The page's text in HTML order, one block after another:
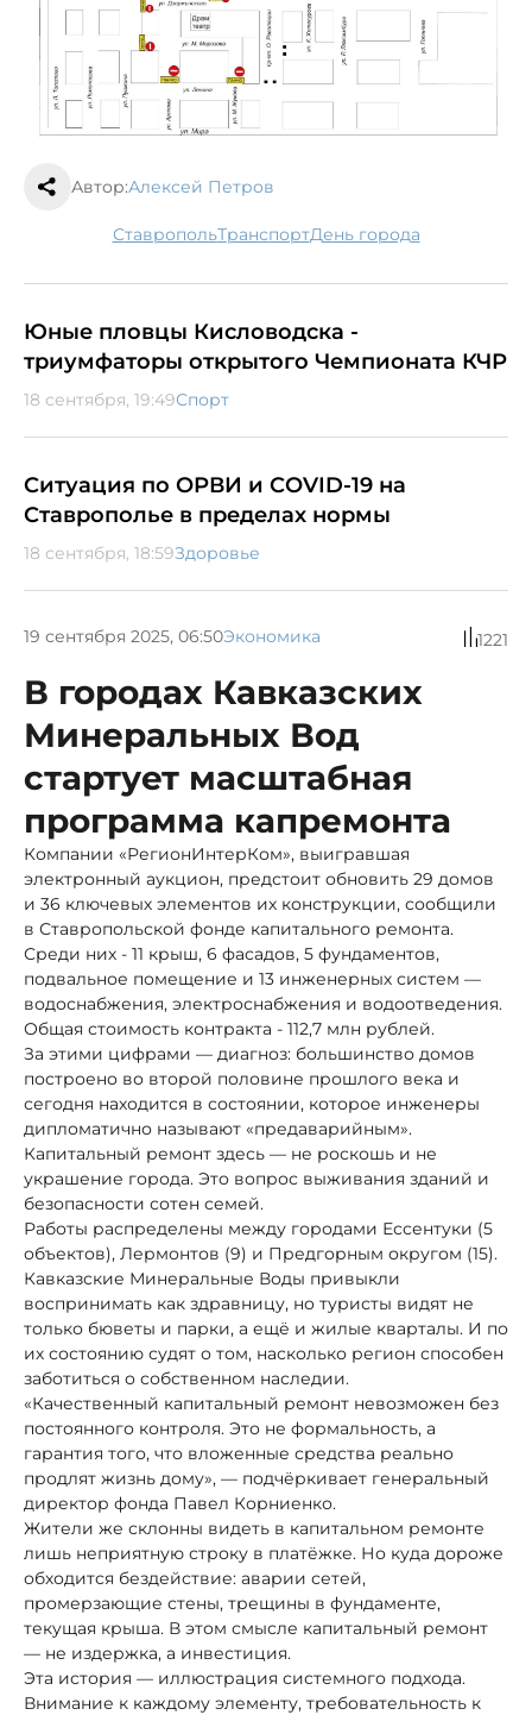
Автор:Алексей Петров
Ставрополь транспорт день города
Юные пловцы Кисловодска -
триумфаторы открытого Чемпионата КЧР
18 сентября, 19:49Спорт
Ситуация по ОРВИ и COVID-19 на
Ставрополье в пределах нормы
18 сентября, 18:59Здоровье
19 сентября 2025, 06:50Экономика 1221
В городах Кавказских
Минеральных Вод
стартует масштабная
программа капремонта
Компании «РегионИнтерКом», выигравшая
электронный аукцион, предстоит обновить 29 домов
и 36 ключевых элементов их конструкции, сообщили
в Ставропольской фонде капитального ремонта.
Среди них - 11 крыш, 6 фасадов, 5 фундаментов,
подвальное помещение и 13 инженерных систем —
водоснабжения, электроснабжения и водоотведения.
Общая стоимость контракта - 112,7 млн рублей.
За этими цифрами — диагноз: большинство домов
построено во второй половине прошлого века и
сегодня находится в состоянии, которое инженеры
дипломатично называют «предаварийным».
Капитальный ремонт здесь — не роскошь и не
украшение города. Это вопрос выживания зданий и
безопасности сотен семей.
Работы распределены между городами Ессентуки (5
объектов), Лермонтов (9) и Предгорным округом (15).
Кавказские Минеральные Воды привыкли
воспринимать как здравницу, но туристы видят не
только бюветы и парки, а ещё и жилые кварталы. И по
их состоянию судят о том, насколько регион способен
заботиться о собственном наследии.
«Качественный капитальный ремонт невозможен без
постоянного контроля. Это не формальность, а
гарантия того, что вложенные средства реально
продлят жизнь дому», — подчёркивает генеральный
директор фонда Павел Корниенко.
Жители же склонны видеть в капитальном ремонте
лишь неприятную строку в платёжке. Но куда дороже
обходится бездействие: аварии сетей,
промерзающие стены, трещины в фундаменте,
текущая крыша. В этом смысле капитальный ремонт
— не издержка, а инвестиция.
Эта история — иллюстрация системного подхода.
Внимание к каждому элементу, требовательность к